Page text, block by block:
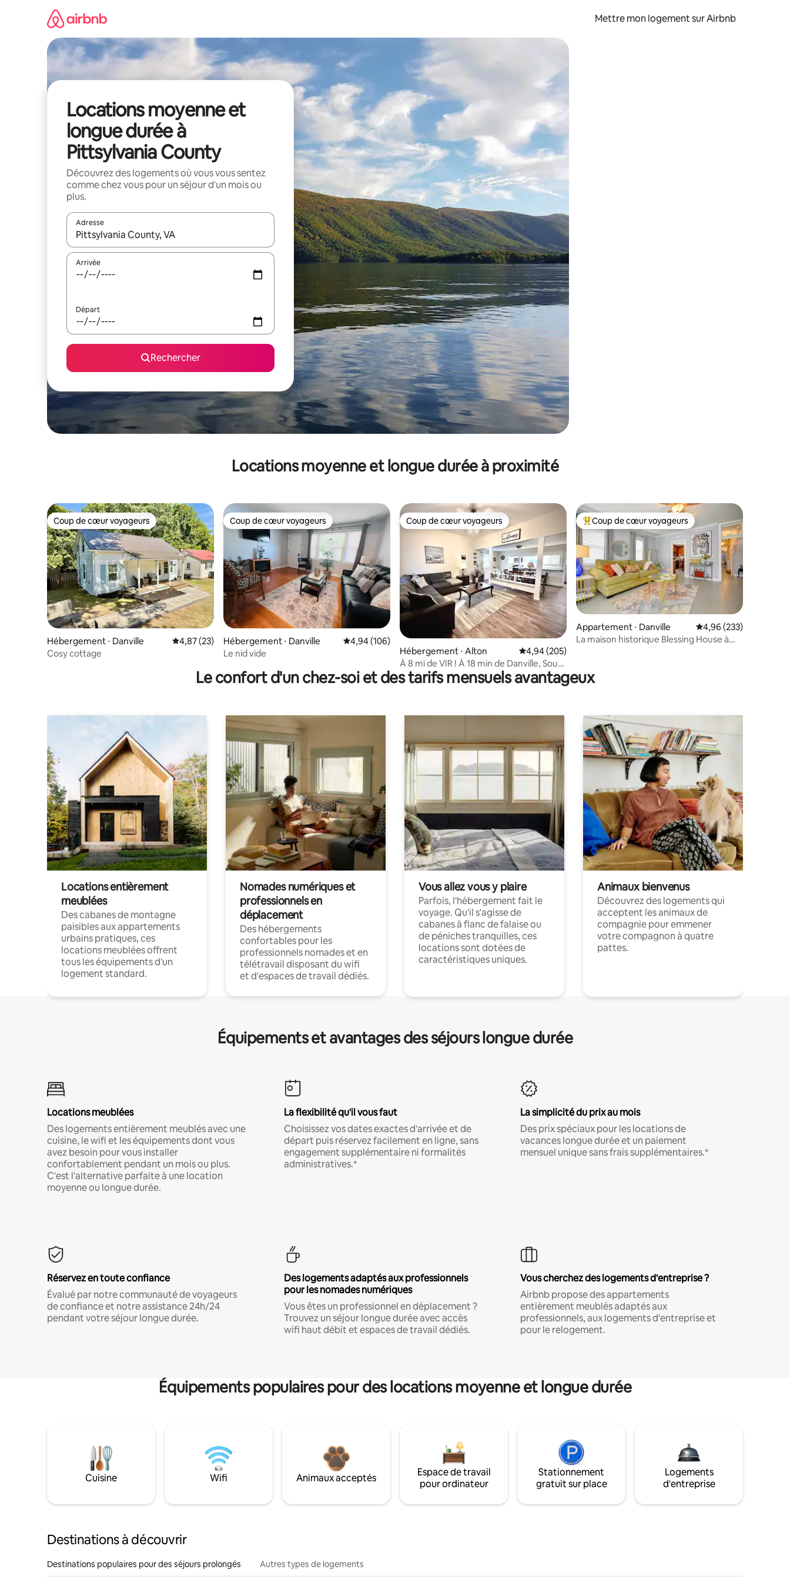
Mettre mon logement sur Airbnb
Locations moyenne et
longue durée à
Pittsylvania County
Découvrez des logements où vous vous sentez
comme chez vous pour un séjour d'un mois ou
plus.
Adresse
Lorsque les résultats s'affichent, utilisez les flèches vers le haut et vers le bas pour les parcourir ou en appuyant et en faisant glisser.
Arrivée
Départ
Rechercher
Locations moyenne et longue durée à proximité
Coup de cœur voyageurs
Coup de cœur voyageurs
Hébergement ⋅ Danville Évaluation moyenne sur la base de 23 commentaires : 4,87 sur 5
4,87 (23)
Cosy cottage
Coup de cœur voyageurs
Coup de cœur voyageurs
Hébergement ⋅ Danville Évaluation moyenne sur la base de 106 commentaires : 4,94 sur 5
4,94 (106)
Le nid vide
Coup de cœur voyageurs
Coup de cœur voyageurs
Hébergement ⋅ Alton Évaluation moyenne sur la base de 205 commentaires : 4,94 sur 5
4,94 (205)
À 8 mi de VIR ! À 18 min de Danville, South
Boston, Va
Coups de cœur voyageurs les plus appréciés
Coup de cœur voyageurs
Appartement ⋅ Danville Évaluation moyenne
4,96 (233)
La maison historique Blessing House à
Le confort d'un chez-soi et des tarifs mensuels avantageux
Locations entièrement
meublées
Des cabanes de montagne
paisibles aux appartements
urbains pratiques, ces
locations meublées offrent
tous les équipements d'un
logement standard.
Nomades numériques et
professionnels en
déplacement
Des hébergements
confortables pour les
professionnels nomades et en
télétravail disposant du wifi
et d'espaces de travail dédiés.
Vous allez vous y plaire
Parfois, l'hébergement fait le
voyage. Qu'il s'agisse de
cabanes à flanc de falaise ou
de péniches tranquilles, ces
locations sont dotées de
caractéristiques uniques.
Animaux bienvenus
Découvrez des logements qui
acceptent les animaux de
compagnie pour emmener
votre compagnon à quatre
pattes.
Équipements et avantages des séjours longue durée
Locations meublées
Des logements entièrement meublés avec une
cuisine, le wifi et les équipements dont vous
avez besoin pour vous installer
confortablement pendant un mois ou plus.
C'est l'alternative parfaite à une location
moyenne ou longue durée.
La flexibilité qu'il vous faut
Choisissez vos dates exactes d'arrivée et de
départ puis réservez facilement en ligne, sans
engagement supplémentaire ni formalités
administratives.*
La simplicité du prix au mois
Des prix spéciaux pour les locations de
vacances longue durée et un paiement
mensuel unique sans frais supplémentaires.*
Réservez en toute confiance
Évalué par notre communauté de voyageurs
de confiance et notre assistance 24h/24
pendant votre séjour longue durée.
Des logements adaptés aux professionnels
pour les nomades numériques
Vous êtes un professionnel en déplacement ?
Trouvez un séjour longue durée avec accès
wifi haut débit et espaces de travail dédiés.
Vous cherchez des logements d'entreprise ?
Airbnb propose des appartements
entièrement meublés adaptés aux
professionnels, aux logements d'entreprise et
pour le relogement.
Équipements populaires pour des locations moyenne et longue durée
Cuisine Wifi Animaux acceptés
Espace de travail
pour ordinateur
Stationnement
gratuit sur place
Logements
d'entreprise
Destinations à découvrir
Destinations populaires pour des séjours prolongés Autres types de logements